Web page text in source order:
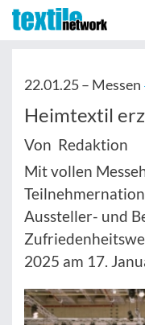
22.01.25 – Messen
Heimtextil
Von Redaktion
Mit vollen
Aussteller- und
2025 am 17.